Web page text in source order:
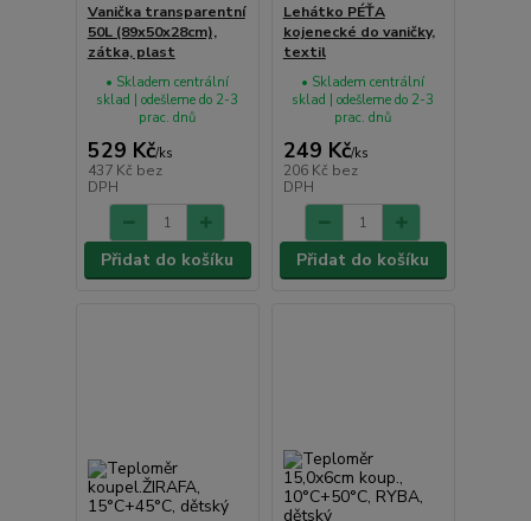
Vanička transparentní
50L (89x50x28cm),
zátka, plast
529 Kč/ks
437 Kč bez
DPH
• Skladem centrální
sklad | odešleme do 2-3
prac. dnů
Přidat do košíku
Lehátko PÉŤA
kojenecké do vaničky,
textil
249 Kč/ks
206 Kč bez
DPH
• Skladem centrální
sklad | odešleme do 2-3
prac. dnů
Přidat do košíku